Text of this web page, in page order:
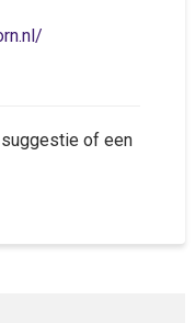
of een